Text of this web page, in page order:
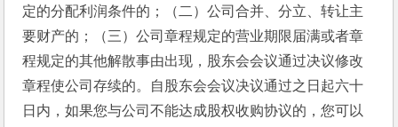
定的分配利润条件的；（二）公司合并、分立、转让主
要财产的；（三）公司章程规定的营业期限届满或者章
程规定的其他解散事由出现，股东会会议通过决议修改
章程使公司存续的。自股东会会议决议通过之日起六十
日内，如果您与公司不能达成股权收购协议的，您可以